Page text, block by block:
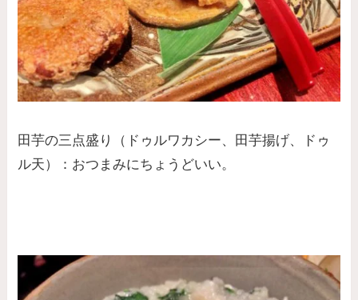
田芋の三点盛り（ドゥルワカシー、田芋揚げ、ドゥ
ル天）：おつまみにちょうどいい。